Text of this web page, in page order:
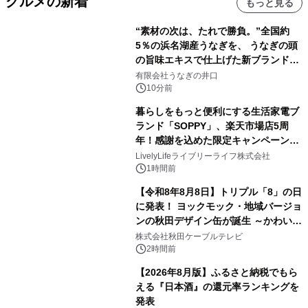
もっと見る
“素材の次は、たれで勝負。”全国約
5％の浜名湖産うなぎを、 うなぎの頭
の旨味エキスで仕上げた新ブランド
「井口の誉」誕生
有限会社うなぎの井口
10分前
暮らしをもっと便利にする生活家電ブ
ランド「SOPPY」、楽天市場店5周
年！感謝を込めた限定キャンペーンを
8月10日より開催
LivelyLifeライブリーライフ株式会社
1時間前
【令和8年8月8日】トリプル「8」の日
に発表！ ヨックモック・地域バージョ
ンの秋田デザイン缶が誕生 ～かわいい
秋田犬の子犬と秋田の四季と名所を巡
るパッケージ～ 9月1日(火)秋田県内で
株式会社秋田ケーブルテレビ
2時間前
【2026年8月版】ふるさと納税でもら
える『日本酒』の還元率ランキングを
発表